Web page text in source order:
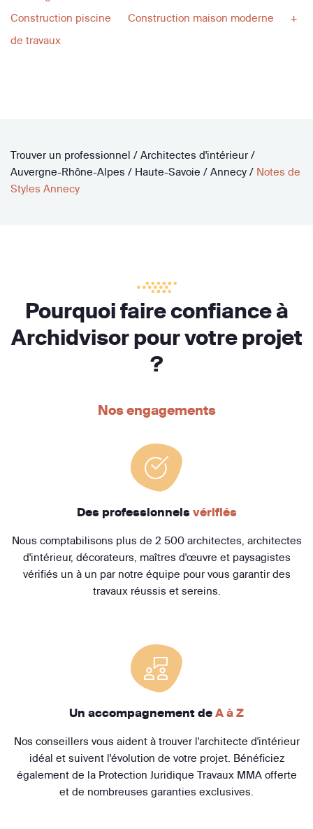
Construction piscine
Construction maison moderne
+
de travaux
Trouver un professionnel / Architectes d'intérieur /
Auvergne-Rhône-Alpes / Haute-Savoie / Annecy / Notes de
Styles Annecy
Pourquoi faire confiance à
Archidvisor pour votre projet
?
Nos engagements
Des professionnels vérifiés
Nous comptabilisons plus de 2 500 architectes, architectes
d'intérieur, décorateurs, maîtres d'œuvre et paysagistes
vérifiés un à un par notre équipe pour vous garantir des
travaux réussis et sereins.
Un accompagnement de A à Z
Nos conseillers vous aident à trouver l'architecte d'intérieur
idéal et suivent l'évolution de votre projet. Bénéficiez
également de la Protection Juridique Travaux MMA offerte
et de nombreuses garanties exclusives.